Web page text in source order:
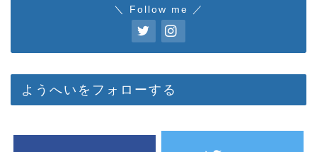
＼ Follow me ／
ようへいをフォローする